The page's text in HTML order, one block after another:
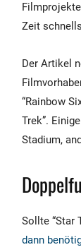
Zeit
Der Artikel
“Rainbow
Trek”.
Stadium,
Sollte “Star
dann